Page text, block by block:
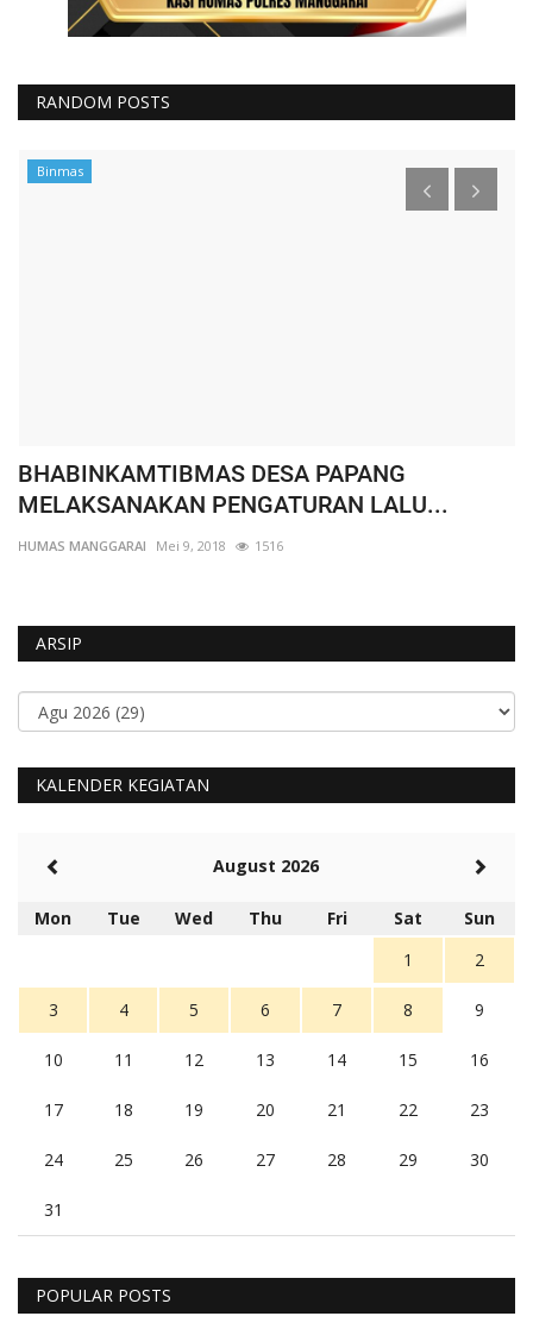
RANDOM POSTS
Binmas
BHABINKAMTIBMAS DESA PAPANG
MELAKSANAKAN PENGATURAN LALU...
HUMAS MANGGARAI Mei 9, 2018 1516
ARSIP
KALENDER KEGIATAN
August 2026
Mon Tue Wed Thu Fri Sat
Sun
1
2
3 4 5 6 7 8 9
10 11 12 13 14 15 16
17 18 19 20 21 22 23
24 25 26 27 28 29 30
31
POPULAR POSTS